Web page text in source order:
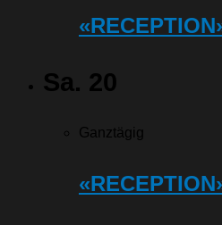
Sa. 20
Ganztägig